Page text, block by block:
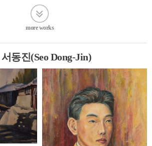
more works
동진(Seo Dong-Jin)